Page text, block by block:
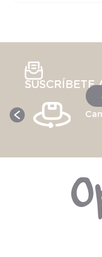
SUSCRÍBETE